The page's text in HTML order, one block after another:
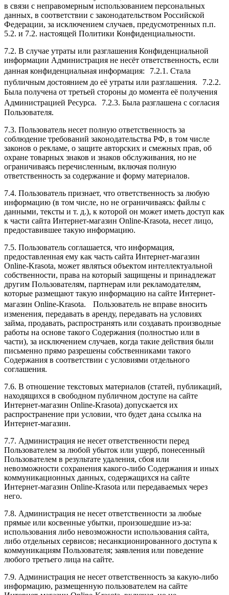
в связи с неправомерным использованием персональных
данных, в соответствии с законодательством Российской
Федерации, за исключением случаев, предусмотренных п.п.
5.2. и 7.2. настоящей Политики Конфиденциальности.
7.2. В случае утраты или разглашения Конфиденциальной
информации Администрация не несёт ответственность, если
данная конфиденциальная информация: 7.2.1. Стала
публичным достоянием до её утраты или разглашения. 7.2.2.
Была получена от третьей стороны до момента её получения
Администрацией Ресурса. 7.2.3. Была разглашена с согласия
Пользователя.
7.3. Пользователь несет полную ответственность за
соблюдение требований законодательства РФ, в том числе
законов о рекламе, о защите авторских и смежных прав, об
охране товарных знаков и знаков обслуживания, но не
ограничиваясь перечисленным, включая полную
ответственность за содержание и форму материалов.
7.4. Пользователь признает, что ответственность за любую
информацию (в том числе, но не ограничиваясь: файлы с
данными, тексты и т. д.), к которой он может иметь доступ как
к части сайта Интернет-магазин Online-Krasota, несет лицо,
предоставившее такую информацию.
7.5. Пользователь соглашается, что информация,
предоставленная ему как часть сайта Интернет-магазин
Online-Krasota, может являться объектом интеллектуальной
собственности, права на который защищены и принадлежат
другим Пользователям, партнерам или рекламодателям,
которые размещают такую информацию на сайте Интернет-
магазин Online-Krasota. Пользователь не вправе вносить
изменения, передавать в аренду, передавать на условиях
займа, продавать, распространять или создавать производные
работы на основе такого Содержания (полностью или в
части), за исключением случаев, когда такие действия были
письменно прямо разрешены собственниками такого
Содержания в соответствии с условиями отдельного
соглашения.
7.6. В отношение текстовых материалов (статей, публикаций,
находящихся в свободном публичном доступе на сайте
Интернет-магазин Online-Krasota) допускается их
распространение при условии, что будет дана ссылка на
Интернет-магазин.
7.7. Администрация не несет ответственности перед
Пользователем за любой убыток или ущерб, понесенный
Пользователем в результате удаления, сбоя или
невозможности сохранения какого-либо Содержания и иных
коммуникационных данных, содержащихся на сайте
Интернет-магазин Online-Krasota или передаваемых через
него.
7.8. Администрация не несет ответственности за любые
прямые или косвенные убытки, произошедшие из-за:
использования либо невозможности использования сайта,
либо отдельных сервисов; несанкционированного доступа к
коммуникациям Пользователя; заявления или поведение
любого третьего лица на сайте.
7.9. Администрация не несет ответственность за какую-либо
информацию, размещенную пользователем на сайте